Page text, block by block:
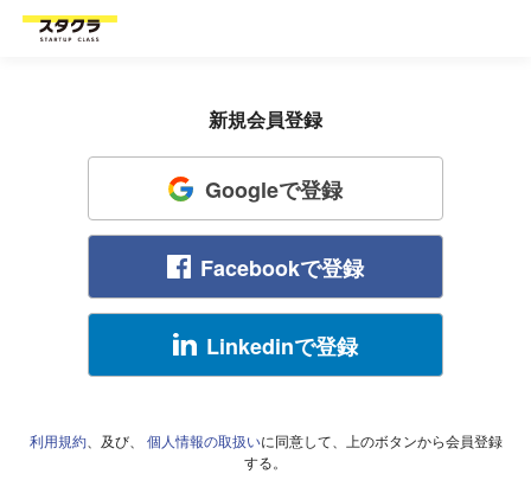
新規会員登録
Googleで登録
Facebookで登録
Linkedinで登録
利用規約、及び、 個人情報の取扱いに同意して、上のボタンから会員登録
する。